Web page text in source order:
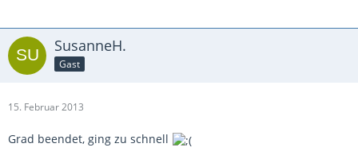
SusanneH.
Gast
15. Februar 2013
Grad beendet, ging zu schnell